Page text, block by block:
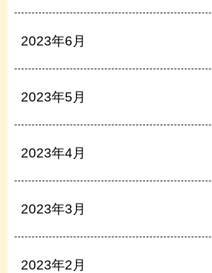
2023年6月
2023年5月
2023年4月
2023年3月
2023年2月